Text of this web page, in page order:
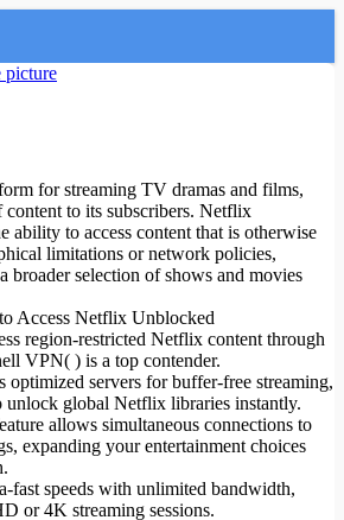
Avancée
for streaming TV dramas and films,
to its subscribers. Netflix
ability to access content that is otherwise
limitations or network policies,
broader selection of shows and movies
Access Netflix Unblocked
region-restricted Netflix content through
VPN( ) is a top contender.
optimized servers for buffer-free streaming,
unlock global Netflix libraries instantly.
allows simultaneous connections to
expanding your entertainment choices
fast speeds with unlimited bandwidth,
or 4K streaming sessions.